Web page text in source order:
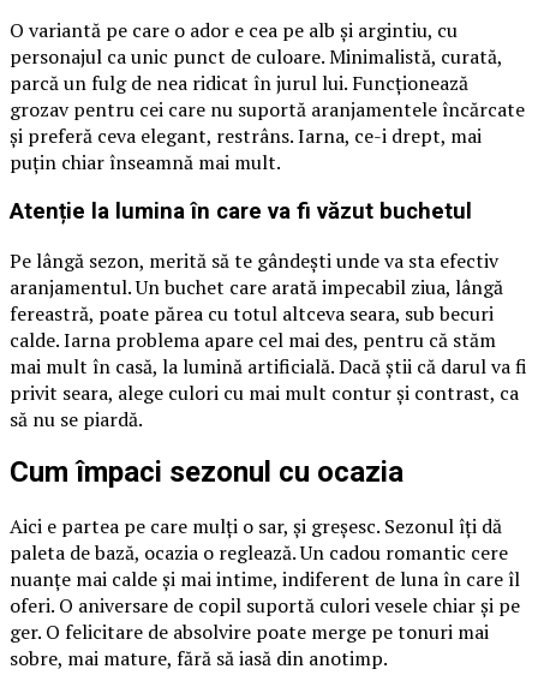
O variantă pe care o ador e cea pe alb și argintiu, cu
personajul ca unic punct de culoare. Minimalistă, curată,
parcă un fulg de nea ridicat în jurul lui. Funcționează
grozav pentru cei care nu suportă aranjamentele încărcate
și preferă ceva elegant, restrâns. Iarna, ce-i drept, mai
puțin chiar înseamnă mai mult.
Atenție la lumina în care va fi văzut buchetul
Pe lângă sezon, merită să te gândești unde va sta efectiv
aranjamentul. Un buchet care arată impecabil ziua, lângă
fereastră, poate părea cu totul altceva seara, sub becuri
calde. Iarna problema apare cel mai des, pentru că stăm
mai mult în casă, la lumină artificială. Dacă știi că darul va fi
privit seara, alege culori cu mai mult contur și contrast, ca
să nu se piardă.
Cum împaci sezonul cu ocazia
Aici e partea pe care mulți o sar, și greșesc. Sezonul îți dă
paleta de bază, ocazia o reglează. Un cadou romantic cere
nuanțe mai calde și mai intime, indiferent de luna în care îl
oferi. O aniversare de copil suportă culori vesele chiar și pe
ger. O felicitare de absolvire poate merge pe tonuri mai
sobre, mai mature, fără să iasă din anotimp.